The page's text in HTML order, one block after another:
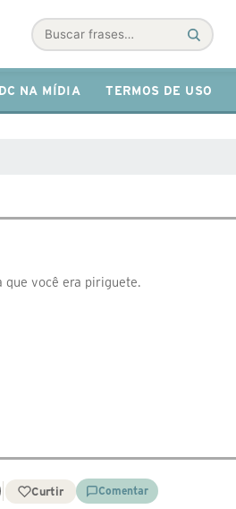
Buscar
NA MÍDIA TERMOS DE USO
que você era piriguete.
Curtir Comentar